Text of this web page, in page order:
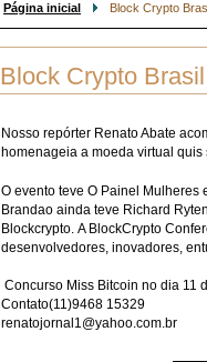
Página inicial Block Crypto
Block Crypto Brasil
Nosso repórter Renato Abate
homenageia a moeda virtual
O evento teve O Painel Mulheres
Brandao ainda teve Richard
Blockcrypto. A BlockCrypto
desenvolvedores, inovadores,
Concurso Miss Bitcoin no dia 11
Contato(11)9468 15329
renatojornal1@yahoo.com.br